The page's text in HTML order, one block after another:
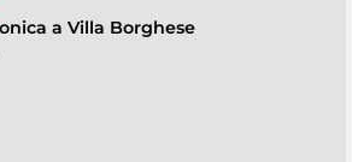
a Villa Borghese